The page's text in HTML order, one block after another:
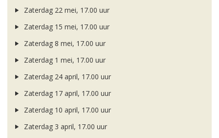
Zaterdag 22 mei, 17.00 uur
Zaterdag 15 mei, 17.00 uur
Zaterdag 8 mei, 17.00 uur
Zaterdag 1 mei, 17.00 uur
Zaterdag 24 april, 17.00 uur
Zaterdag 17 april, 17.00 uur
Zaterdag 10 april, 17.00 uur
Zaterdag 3 april, 17.00 uur